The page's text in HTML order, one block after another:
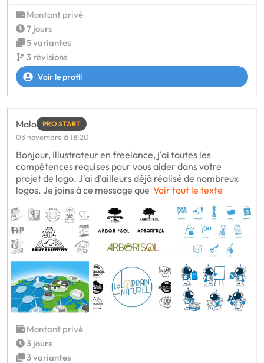
Montant privé
7 jours
5 variantes
3 révisions
Voir le profil
Malo PRO START
03 novembre à 18:20
Bonjour, Illustrateur en freelance, j'ai toutes les
compétences requises pour vous aider dans votre
projet de logo. J'ai d'ailleurs déjà réalisé de nombreux
logos. Je joins à ce message que Voir tout le texte
Montant privé
3 jours
3 variantes